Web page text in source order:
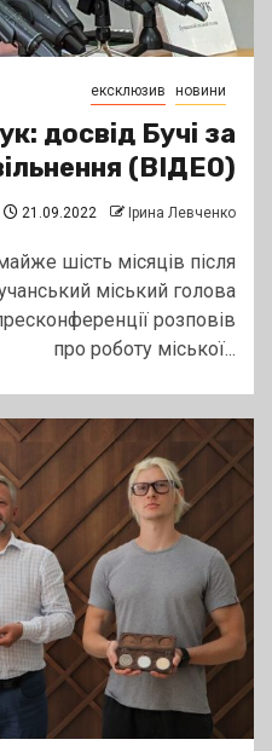
ексклюзив новини
досвід Бучі за
(ВІДЕО)
21.09.2022 Ірина Левченко
шість місяців після
міський голова
розповів
про роботу міської...